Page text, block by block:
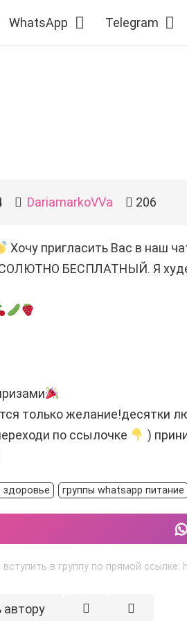
WhatsApp Telegram
DariamarkoVVa 206
Хочу пригласить Вас в наш
БЕСПЛАТНЫЙ. Я
только желание!десятки
по ссылочке
)
здоровье группы whatsapp питание
в группу по прямой
автору